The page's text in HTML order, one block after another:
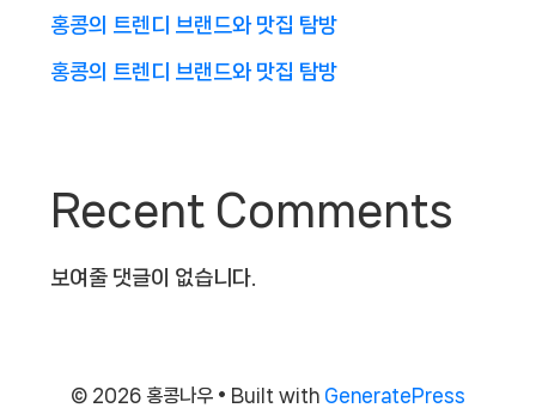
홍콩의 트렌디 브랜드와 맛집 탐방
홍콩의 트렌디 브랜드와 맛집 탐방
Recent Comments
보여줄 댓글이 없습니다.
© 2026 홍콩나우 • Built with GeneratePress